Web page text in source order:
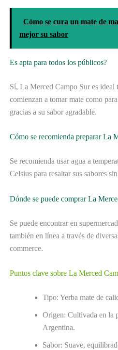
Cómo se cura un mate de
mejor su sabor
Es apta para todos los públicos?
Sí, La Merced Campo Sur es ideal
comienzan a tomar mate como
gracias a su sabor agradable.
Cómo se recomienda preparar La
Se recomienda usar agua a
Celsius para resaltar sus sabores
Dónde se puede comprar La
Se puede encontrar en
también en línea a través de
commerce.
Puntos clave sobre La Merced
Tipo: Yerba mate de
Origen: Cultivada en la
Argentina.
Sabor: Suave,